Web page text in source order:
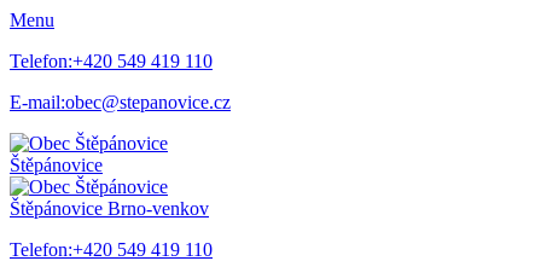
Menu
Telefon:+420 549 419 110
E-mail:obec@stepanovice.cz
Štěpánovice
Štěpánovice Brno-venkov
Telefon:+420 549 419 110